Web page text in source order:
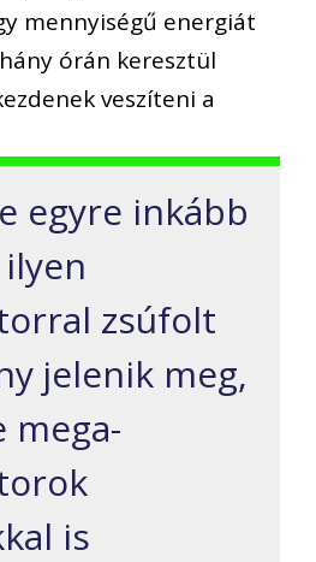
mennyiségű energiát
órán keresztül
veszíteni a
egyre inkább
zsúfolt
jelenik meg,
mega-
is